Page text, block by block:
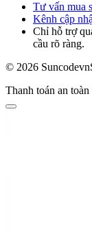
Tư vấn mua
Kênh cập
Chỉ hỗ trợ
cầu rõ ràng.
© 2026
Thanh toán an toàn